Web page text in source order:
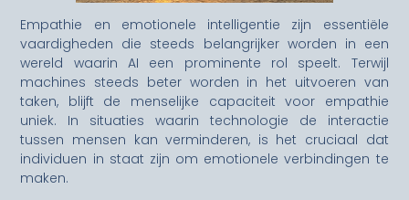
Empathie en emotionele intelligentie zijn essentiële
vaardigheden die steeds belangrijker worden in een
wereld waarin AI een prominente rol speelt. Terwijl
machines steeds beter worden in het uitvoeren van
taken, blijft de menselijke capaciteit voor empathie
uniek. In situaties waarin technologie de interactie
tussen mensen kan verminderen, is het cruciaal dat
individuen in staat zijn om emotionele verbindingen te
maken.